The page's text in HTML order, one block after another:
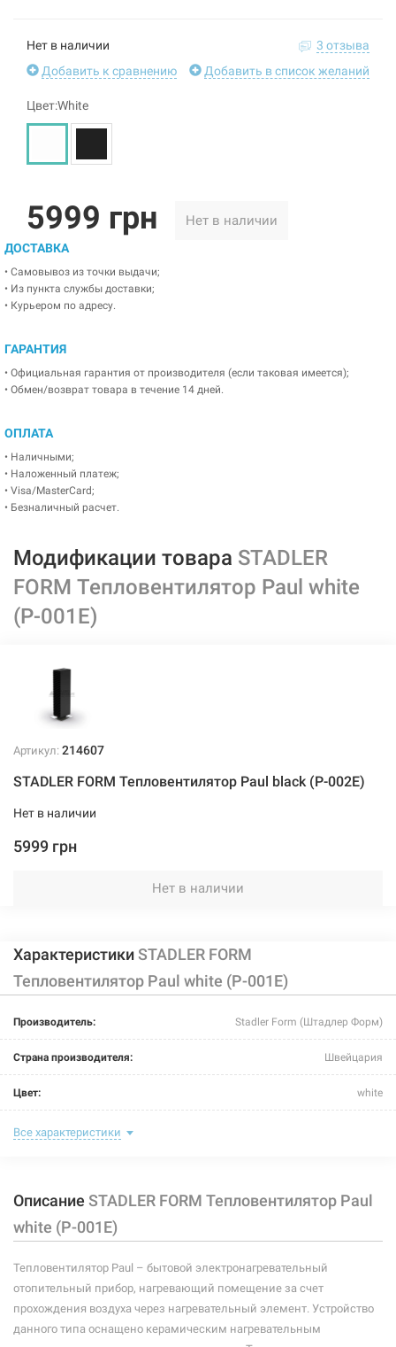
Нет в наличии
3 отзыва
Добавить к сравнению
Добавить в список желаний
Цвет:White
5999 грн Нет в наличии
ДОСТАВКА
• Самовывоз из точки выдачи;
• Из пункта службы доставки;
• Курьером по адресу.
ГАРАНТИЯ
• Официальная гарантия от производителя (если таковая имеется);
• Обмен/возврат товара в течение 14 дней.
ОПЛАТА
• Наличными;
• Наложенный платеж;
• Visa/MasterCard;
• Безналичный расчет.
Модификации товара STADLER
FORM Тепловентилятор Paul white
(P-001E)
Артикул: 214607
STADLER FORM Тепловентилятор Paul black (P-002E)
Нет в наличии
5999 грн
Нет в наличии
ХарактеристикиSTADLER FORM
Тепловентилятор Paul white (P-001E)
Производитель: Stadler Form (Штадлер Форм)
Страна производителя: Швейцария
Цвет: white
Тип управления:
Количество уровней мощности:
Площадь помещения:
Наличие термостата:
Напряжение: 220 В
Все характеристики
Описание STADLER FORM Тепловентилятор Paul
white (P-001E)
Тепловентилятор Paul – бытовой электронагревательный
отопительный прибор, нагревающий помещение за счет
прохождения воздуха через нагревательный элемент. Устройство
данного типа оснащено керамическим нагревательным